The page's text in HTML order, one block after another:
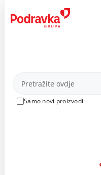
content
Proizvodi
Samo novi proizvodi